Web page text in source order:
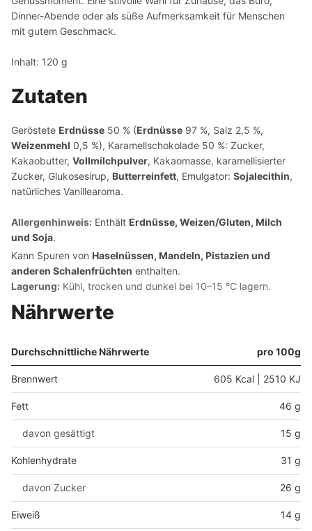
Dinner-Abende oder als süße Aufmerksamkeit für Menschen
mit gutem Geschmack.
Inhalt: 120 g
Zutaten
Geröstete Erdnüsse 50 % (Erdnüsse 97 %, Salz 2,5 %,
Weizenmehl 0,5 %), Karamellschokolade 50 %: Zucker,
Kakaobutter, Vollmilchpulver, Kakaomasse, karamellisierter
Zucker, Glukosesirup, Butterreinfett, Emulgator: Sojalecithin,
natürliches Vanillearoma.
Allergenhinweis: Enthält Erdnüsse, Weizen/Gluten, Milch
und Soja.
Kann Spuren von Haselnüssen, Mandeln, Pistazien und
anderen Schalenfrüchten enthalten.
Lagerung: Kühl, trocken und dunkel bei 10–15 °C lagern.
Nährwerte
Durchschnittliche Nährwerte pro 100g
Brennwert 605 Kcal | 2510 KJ
Fett 46 g
davon gesättigt 15 g
Kohlenhydrate 31 g
davon Zucker 26 g
Eiweiß 14 g